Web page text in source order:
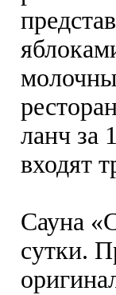
ланч за
входят
Сауна
сутки.